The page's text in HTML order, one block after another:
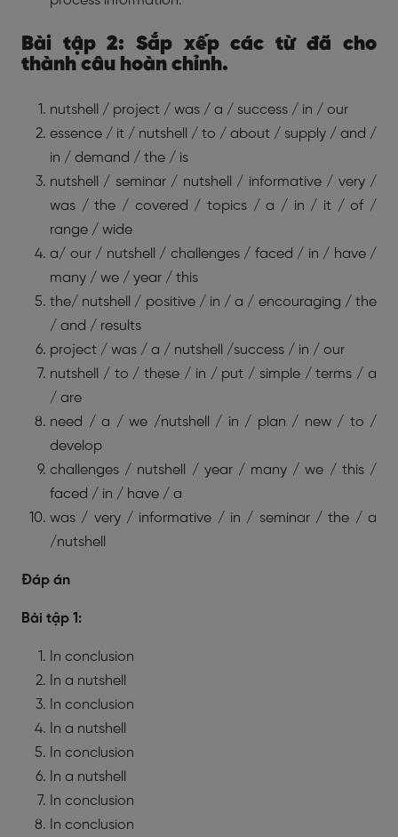
Bài tập 2: Sắp xếp các từ đã cho
thành câu hoàn chỉnh.
nutshell / project / was / a / success / in / our
essence / it / nutshell / to / about / supply / and /
in / demand / the / is
nutshell / seminar / nutshell / informative / very /
was / the / covered / topics / a / in / it / of /
range / wide
a/ our / nutshell / challenges / faced / in / have /
many / we / year / this
the/ nutshell / positive / in / a / encouraging / the
/ and / results
project / was / a / nutshell /success / in / our
nutshell / to / these / in / put / simple / terms / a
/ are
need / a / we /nutshell / in / plan / new / to /
develop
challenges / nutshell / year / many / we / this /
faced / in / have / a
was / very / informative / in / seminar / the / a
/nutshell
Đáp án
Bài tập 1:
In conclusion
In a nutshell
In conclusion
In a nutshell
In conclusion
In a nutshell
In conclusion
In conclusion